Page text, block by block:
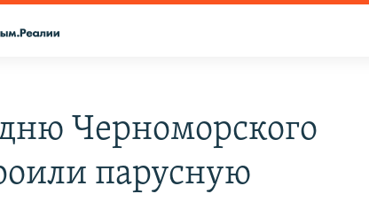
Черноморского
парусную